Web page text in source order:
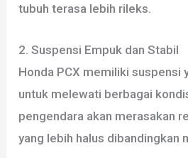
tubuh terasa lebih rileks.
2. Suspensi Empuk dan Stabil
Honda PCX memiliki suspensi
untuk melewati berbagai
pengendara akan merasakan
yang lebih halus dibandingkan